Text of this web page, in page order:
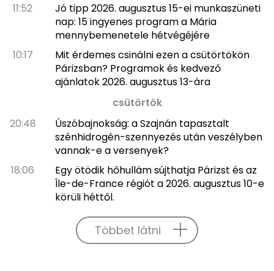
11:52
Jó tipp 2026. augusztus 15-ei munkaszüneti
nap: 15 ingyenes program a Mária
mennybemenetele hétvégéjére
10:17
Mit érdemes csinálni ezen a csütörtökön
Párizsban? Programok és kedvező
ajánlatok 2026. augusztus 13-ára
csütörtök
20:48
Úszóbajnokság: a Szajnán tapasztalt
szénhidrogén-szennyezés után veszélyben
vannak-e a versenyek?
18:06
Egy ötödik hőhullám sújthatja Párizst és az
Île-de-France régiót a 2026. augusztus 10-e
körüli héttől.
Többet látni